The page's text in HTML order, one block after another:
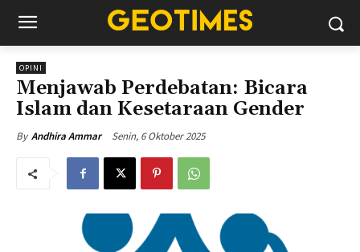
OPINI
Menjawab Perdebatan: Bicara
Islam dan Kesetaraan Gender
By Andhira Ammar Senin, 6 Oktober 2025